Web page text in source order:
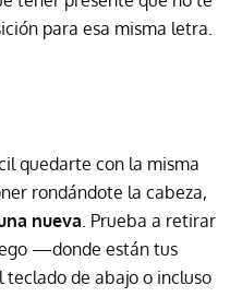
para esa misma letra.
quedarte con la misma
rondándote la cabeza,
nueva . Prueba a retirar
—donde están tus
de abajo o incluso